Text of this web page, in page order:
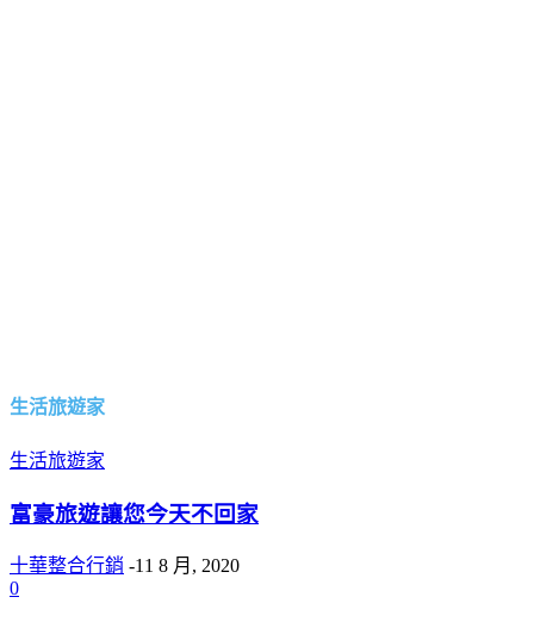
生活旅遊家
生活旅遊家
富豪旅遊讓您今天不回家
十華整合行銷 -11 8 月, 2020
0